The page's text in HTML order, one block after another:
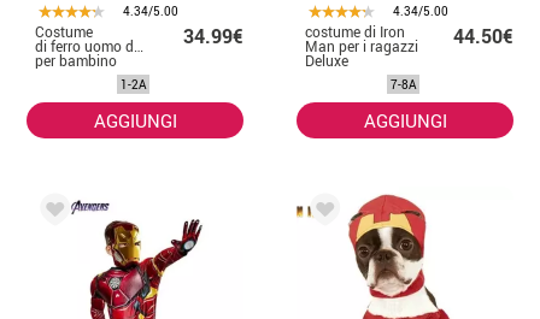
4.34/5.00
Costume
di ferro uomo deluxe
per bambino
34.99€
1-2A
AGGIUNGI
4.34/5.00
costume di Iron
Man per i ragazzi
Deluxe
44.50€
7-8A
AGGIUNGI